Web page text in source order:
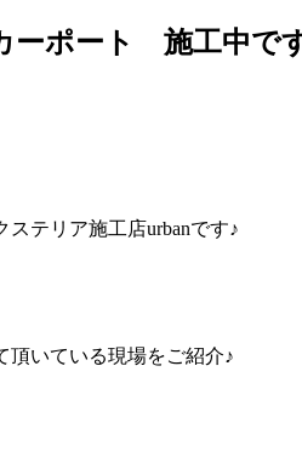
ポート 施工中で
ステリア施工店urbanです♪
頂いている現場をご紹介♪